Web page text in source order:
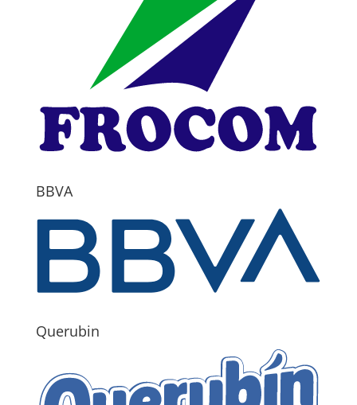
BBVA
Querubin